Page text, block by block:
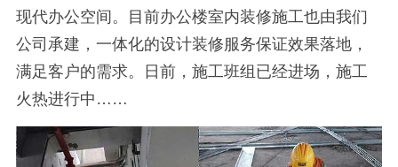
现代办公空间。目前办公楼室内装修施工也由我们
公司承建，一体化的设计装修服务保证效果落地，
满足客户的需求。日前，施工班组已经进场，施工
火热进行中……